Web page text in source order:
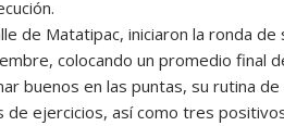
de Matatipac, iniciaron la ronda
colocando un promedio final
buenos en las puntas, su rutina
de ejercicios, así como tres